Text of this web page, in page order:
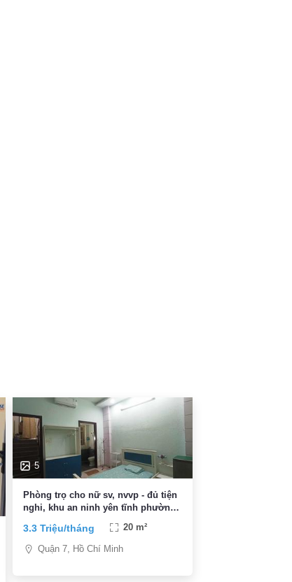
5
Phòng trọ cho nữ sv, nvvp - đủ tiện
nghi, khu an ninh yên tĩnh phường
3.3 Triệu/tháng 20 m²
Quận 7, Hồ Chí Minh